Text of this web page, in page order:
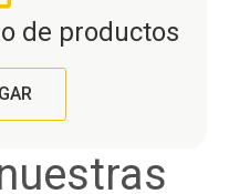
de productos